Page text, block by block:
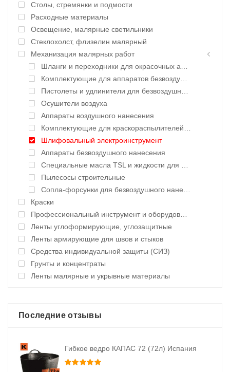
Столы, стремянки и подмости
Расходные материалы
Освещение, малярные светильники
Стеклохолст, флизелин малярный
Механизация малярных работ
Шланги и переходники для окрасочных аппаратов
Комплектующие для аппаратов безвоздушного нанесения
Пистолеты и удлинители для безвоздушного нанесения
Осушители воздуха
Аппараты воздушного нанесения
Комплектующие для краскораспылителей воздушного нанесения
Шлифовальный электроинструмент
Аппараты безвоздушного нанесения
Специальные масла TSL и жидкости для окрасочных аппаратов
Пылесосы строительные
Сопла-форсунки для безвоздушного нанесения
Краски
Профессиональный инструмент и оборудование
Ленты углоформирующие, углозащитные
Ленты армирующие для швов и стыков
Средства индивидуальной защиты (СИЗ)
Грунты и концентраты
Ленты малярные и укрывные материалы
Последние отзывы
Гибкое ведро КАПАС 72 (72л) Испания